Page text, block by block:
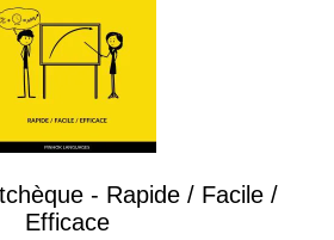
- Rapide / Facile /
Efficace